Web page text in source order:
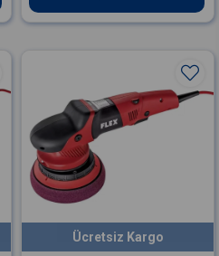
Ücretsiz Kargo